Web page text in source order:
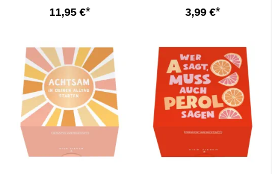
11,95 € 3,99 €